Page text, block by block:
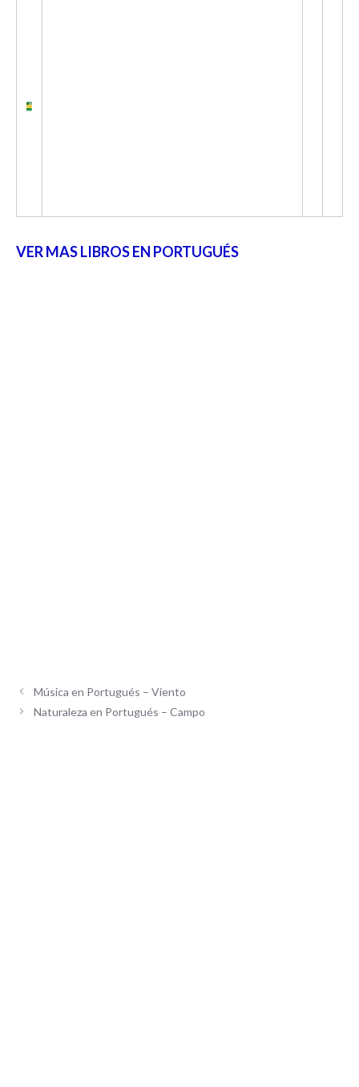
VER MAS LIBROS EN PORTUGUÉS
Música en Portugués – Viento
Naturaleza en Portugués – Campo